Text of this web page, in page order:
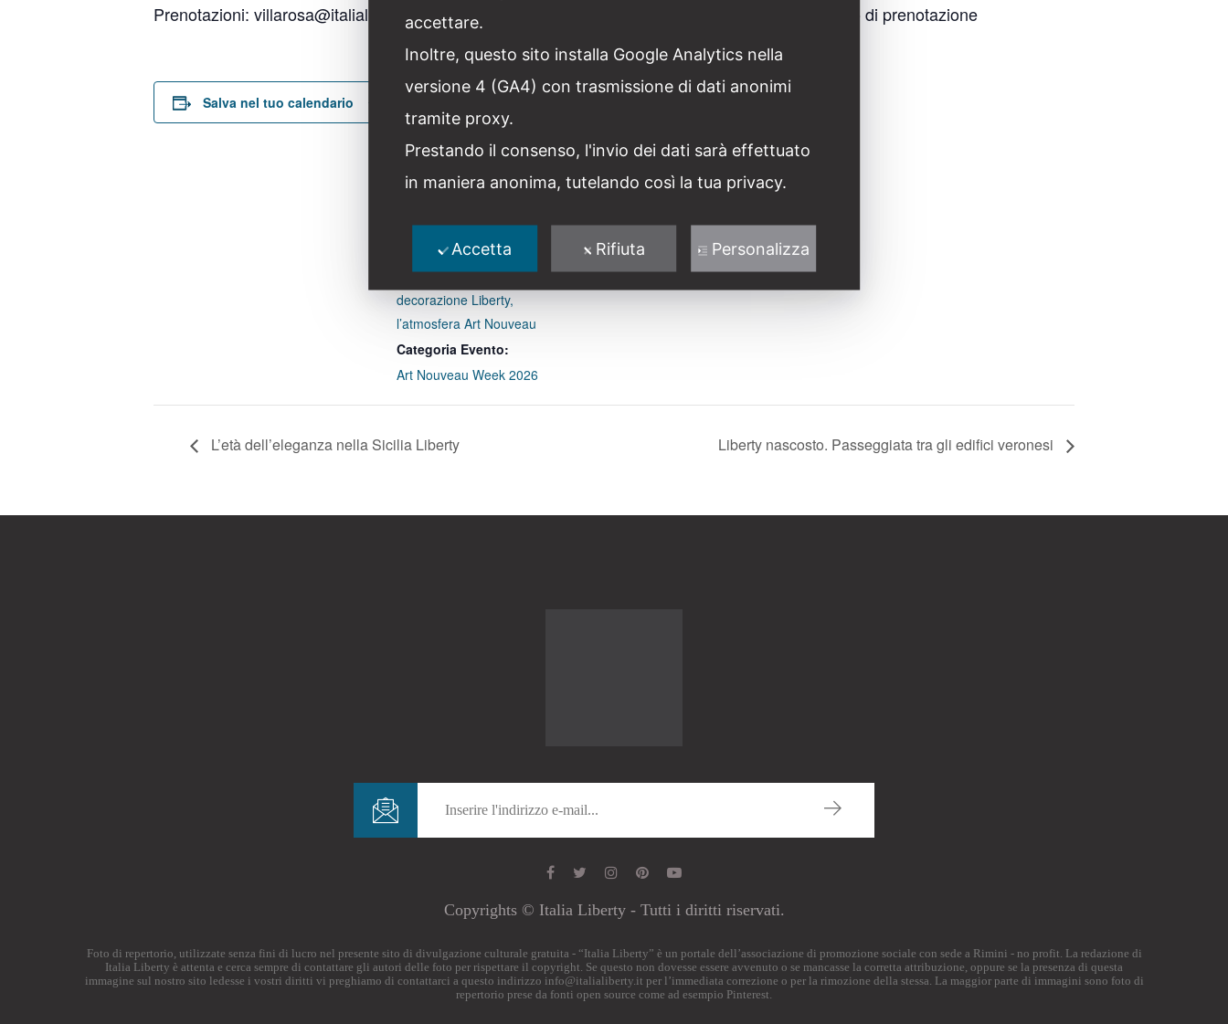
Prenotazioni: villarosa@italialiberty.it| (+39) 019 584734 | WhatsApp (+39) 377 5539880 Obbligo di prenotazione
Salva nel tuo calendario
DETTAGLI
Data:
17:30 - 19:00
Serie:
Villa Rosa. Il vetro
modernista, la
decorazione Liberty,
l’atmosfera Art Nouveau
Categoria Evento:
Art Nouveau Week 2026
ORGANIZZATORE
+39 3200445798
Email
Visualizza il sito
L’età dell’eleganza nella Sicilia Liberty Liberty nascosto. Passeggiata tra gli edifici veronesi
Copyrights © Italia Liberty - Tutti i diritti riservati.
Foto di repertorio, utilizzate senza fini di lucro nel presente sito di divulgazione culturale gratuita - “Italia Liberty” è un portale dell’associazione di promozione sociale con sede a Rimini - no profit. La redazione di
Italia Liberty è attenta e cerca sempre di contattare gli autori delle foto per rispettare il copyright. Se questo non dovesse essere avvenuto o se mancasse la corretta attribuzione, oppure se la presenza di questa
immagine sul nostro sito ledesse i vostri diritti vi preghiamo di contattarci a questo indirizzo info@italialiberty.it per l’immediata correzione o per la rimozione della stessa. La maggior parte di immagini sono foto di
repertorio prese da fonti open source come ad esempio Pinterest.
accettare.
Inoltre, questo sito installa Google Analytics nella
versione 4 (GA4) con trasmissione di dati anonimi
tramite proxy.
Prestando il consenso, l'invio dei dati sarà effettuato
in maniera anonima, tutelando così la tua privacy.
Accetta Rifiuta Personalizza